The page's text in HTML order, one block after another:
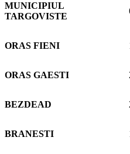
MUNICIPIUL
TARGOVISTE
ORAS FIENI
ORAS GAESTI
BEZDEAD
BRANESTI